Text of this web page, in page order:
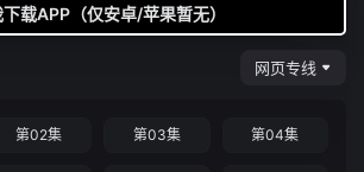
下载APP（仅安卓/苹果暂无）
网页专线
第02集 第03集 第04集